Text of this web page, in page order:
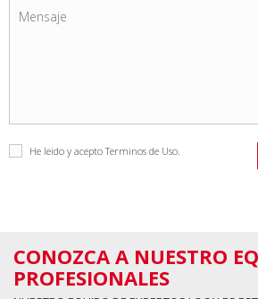
He leido y aceptoTerminos de Uso.
CONOZCA A NUESTRO
PROFESIONALES